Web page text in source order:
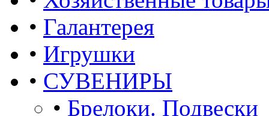
• Галантерея
• Игрушки
• СУВЕНИРЫ
• Брелоки. Подвески